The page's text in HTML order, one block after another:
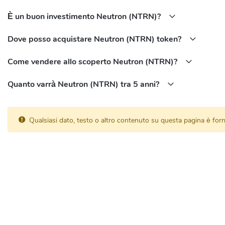
È un buon investimento Neutron (NTRN)?
Dove posso acquistare Neutron (NTRN) token?
Come vendere allo scoperto Neutron (NTRN)?
Quanto varrà Neutron (NTRN) tra 5 anni?
Qualsiasi dato, testo o altro contenuto su questa pagina è